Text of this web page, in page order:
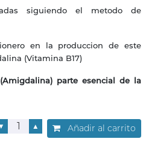
siguiendo el metodo de
en la produccion de este
(Vitamina B17)
parte esencial de la
▲ Añadir al carrito